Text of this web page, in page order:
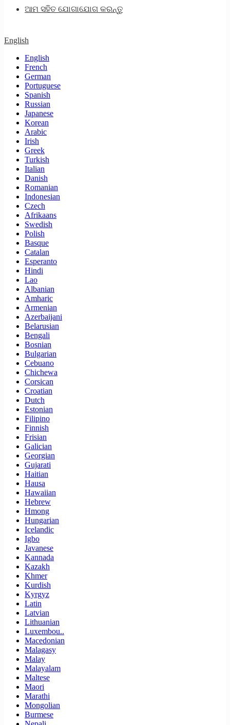
ଆମ ସହିତ ଯୋଗାଯୋଗ କରନ୍ତୁ
English
English
French
German
Portuguese
Spanish
Russian
Japanese
Korean
Arabic
Irish
Greek
Turkish
Italian
Danish
Romanian
Indonesian
Czech
Afrikaans
Swedish
Polish
Basque
Catalan
Esperanto
Hindi
Lao
Albanian
Amharic
Armenian
Azerbaijani
Belarusian
Bengali
Bosnian
Bulgarian
Cebuano
Chichewa
Corsican
Croatian
Dutch
Estonian
Filipino
Finnish
Frisian
Galician
Georgian
Gujarati
Haitian
Hausa
Hawaiian
Hebrew
Hmong
Hungarian
Icelandic
Igbo
Javanese
Kannada
Kazakh
Khmer
Kurdish
Kyrgyz
Latin
Latvian
Lithuanian
Luxembou..
Macedonian
Malagasy
Malay
Malayalam
Maltese
Maori
Marathi
Mongolian
Burmese